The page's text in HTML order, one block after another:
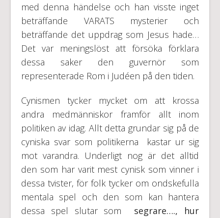
med denna händelse och han visste inget
beträffande VARATS mysterier och
beträffande det uppdrag som Jesus hade…
Det var meningslöst att försöka förklara
dessa saker den guvernör som
representerade Rom i Judéen på den tiden.
Cynismen tycker mycket om att krossa
andra medmänniskor framför allt inom
politiken av idag. Allt detta grundar sig på de
cyniska svar som politikerna kastar ur sig
mot varandra. Underligt nog är det alltid
den som har varit mest cynisk som vinner i
dessa tvister, för folk tycker om ondskefulla
mentala spel och den som kan hantera
dessa spel slutar som
segrare…., hur